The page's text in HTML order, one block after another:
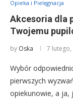
Opieka i Pielęgnacja
Akcesoria dla
Twojemu
by Oska 7 lutego,
Wybór
pierwszych
opiekunowie, a